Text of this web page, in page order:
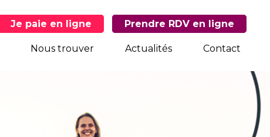
Je paie en ligne Prendre RDV en ligne
Nous trouver Actualités Contact